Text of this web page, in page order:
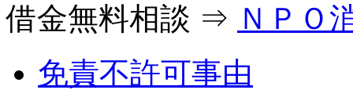
借金無料相談 ⇒ ＮＰＯ
免責不許可事由